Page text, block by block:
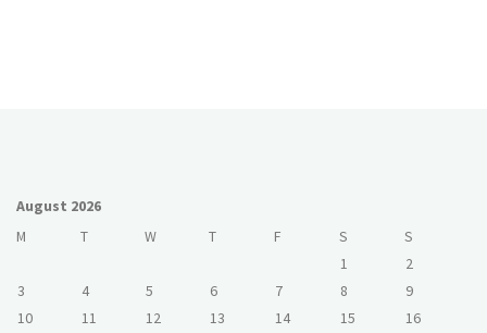
August 2026
M
T W T F S S
1
2
3
4 5 6 7 8
9
10
11 12 13 14 15
16